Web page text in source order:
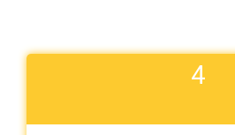
4